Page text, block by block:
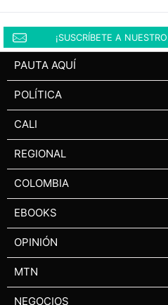
¡SUSCRÍBETE A
PAUTA AQUÍ
POLÍTICA
CALI
REGIONAL
COLOMBIA
EBOOKS
OPINIÓN
MTN
NEGOCIOS